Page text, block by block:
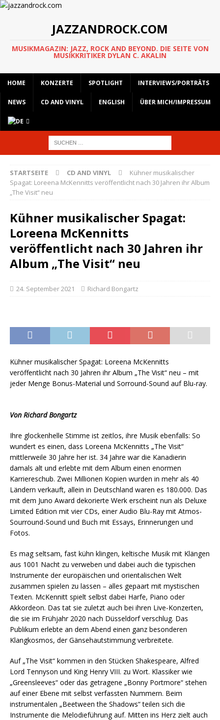
JAZZANDROCK.COM
MUSIKMAGAZIN: JAZZ, ROCK AND BEYOND. DIE SEITE VON
MUSIKKRITIKER DYLAN C. AKALIN
HOME KONZERTE SPOTLIGHT INTERVIEWS/PORTRÄTS
NEWS CD AND VINYL ENGLISH ÜBER MICH/IMPRESSUM
STARTSEITE CD AND VINYL
Kühner musikalischer
Spagat: Loreena McKennitts veröffentlicht nach 30 Jahren ihr Album
„The Visit“ neu
Kühner musikalischer Spagat:
Loreena McKennitts
veröffentlicht nach 30 Jahren ihr
Album „The Visit“ neu
24. September 2021 Richard Bongartz
Kühner musikalischer Spagat: Loreena McKennitts
veröffentlicht nach 30 Jahren ihr Album „The Visit“ neu – mit
jeder Menge Bonus-Material und Sorround-Sound auf Blu-ray.
Von Richard Bongartz
Ihre glockenhelle Stimme ist zeitlos, ihre Musik ebenfalls: So
wundert es einen, dass Loreena McKennitts „The Visit“
mittlerweile 30 Jahre her ist. 34 Jahre war die Kanadierin
damals alt und erlebte mit dem Album einen enormen
Karriereschub. Zwei Millionen Kopien wurden in mehr als 40
Ländern verkauft, allein in Deutschland waren es 180.000. Das
mit dem Juno Award dekorierte Werk erscheint nun als Deluxe
Limited Edition mit vier CDs, einer Audio Blu-Ray mit Atmos-
Sourround-Sound und Buch mit Essays, Erinnerungen und
Fotos.
Es mag seltsam, fast kühn klingen, keltische Musik mit Klängen
aus 1001 Nacht zu verweben und dabei auch die typischen
Instrumente der europäischen und orientalischen Welt
zusammen spielen zu lassen – alles gepaart mit mystischen
Texten. McKennitt spielt selbst dabei Harfe, Piano oder
Akkordeon. Das tat sie zuletzt auch bei ihren Live-Konzerten,
die sie im Frühjahr 2020 nach Düsseldorf verschlug. Das
Publikum erlebte an dem Abend einen ganz besonderen
Klangkosmos, der Gänsehautstimmung verbreitete.
Auf „The Visit“ kommen in den Stücken Shakespeare, Alfred
Lord Tennyson und King Henry VIII. zu Wort. Klassiker wie
„Greensleeves“ oder das getragene „Bonny Portmore“ stehen
auf einer Ebene mit selbst verfassten Nummern. Beim
instrumentalen „Beetween the Shadows“ teilen sich die
Instrumente die Melodieführung auf. Mitten ins Herz zielt auch